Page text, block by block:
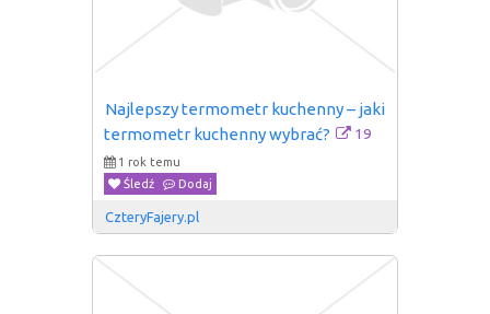
Najlepszy termometr kuchenny – jaki
termometr kuchenny wybrać?
19
1 rok temu
Śledź
Dodaj
CzteryFajery.pl